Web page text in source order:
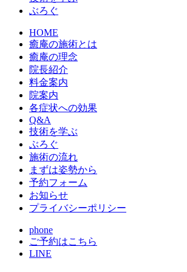
ぶろぐ
HOME
癒庵の施術とは
癒庵の理念
院長紹介
料金案内
院案内
各症状への効果
Q&A
技術を学ぶ
ぶろぐ
施術の流れ
まずは姿勢から
予約フォーム
お知らせ
プライバシーポリシー
phone
ご予約はこちら
LINE